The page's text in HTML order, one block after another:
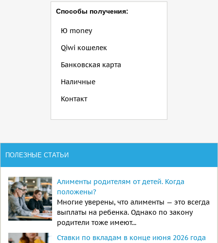
Способы получения:
Ю money
Qiwi кошелек
Банковская карта
Наличные
Контакт
ПОЛЕЗНЫЕ СТАТЬИ
Алименты родителям от детей. Когда
положены?
Многие уверены, что алименты — это всегда
выплаты на ребенка. Однако по закону
родители тоже имеют...
Ставки по вкладам в конце июня 2026 года